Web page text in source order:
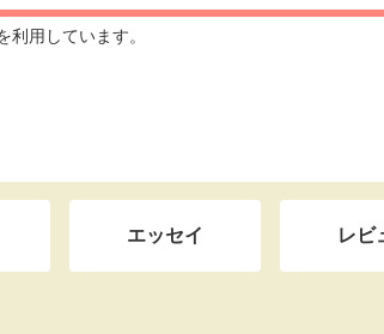
用しています。
エッセイ レビ